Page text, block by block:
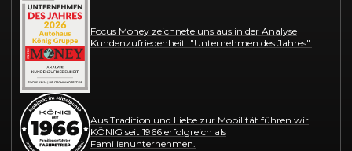
Focus Money zeichnete uns aus in der Analyse
Kundenzufriedenheit: "Unternehmen des Jahres".
Aus Tradition und Liebe zur Mobilität führen wir
KÖNIG seit 1966 erfolgreich als
Familienunternehmen.